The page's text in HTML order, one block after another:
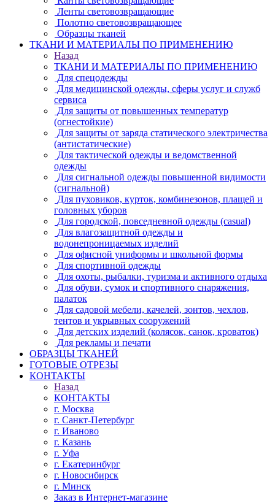
Ленты световозвращающие
Полотно световозвращающее
Образцы тканей
ТКАНИ И МАТЕРИАЛЫ ПО ПРИМЕНЕНИЮ
Назад
ТКАНИ И МАТЕРИАЛЫ ПО ПРИМЕНЕНИЮ
Для спецодежды
Для медицинской одежды, сферы услуг и служб
сервиса
Для защиты от повышенных температур
(огнестойкие)
Для защиты от заряда статического электричества
(антистатические)
Для тактической одежды и ведомственной
одежды
Для сигнальной одежды повышенной видимости
(сигнальной)
Для пуховиков, курток, комбинезонов, плащей и
головных уборов
Для городской, повседневной одежды (casual)
Для влагозащитной одежды и
водонепроницаемых изделий
Для офисной униформы и школьной формы
Для спортивной одежды
Для охоты, рыбалки, туризма и активного отдыха
Для обуви, сумок и спортивного снаряжения,
палаток
Для садовой мебели, качелей, зонтов, чехлов,
тентов и укрывных сооружений
Для детских изделий (колясок, санок, кроваток)
Для рекламы и печати
ОБРАЗЦЫ ТКАНЕЙ
ГОТОВЫЕ ОТРЕЗЫ
КОНТАКТЫ
Назад
КОНТАКТЫ
г. Москва
г. Санкт-Петербург
г. Иваново
г. Казань
г. Уфа
г. Екатеринбург
г. Новосибирск
г. Минск
Заказ в Интернет-магазине